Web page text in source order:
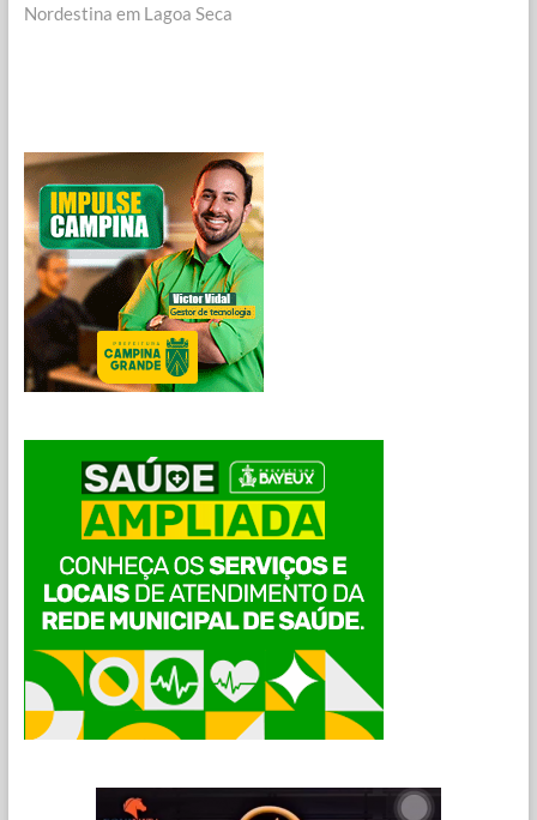
Nordestina em Lagoa Seca